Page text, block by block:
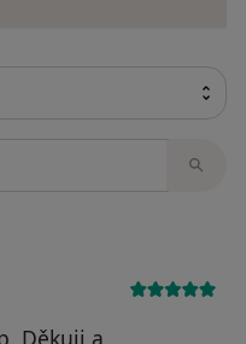
Děkuji a